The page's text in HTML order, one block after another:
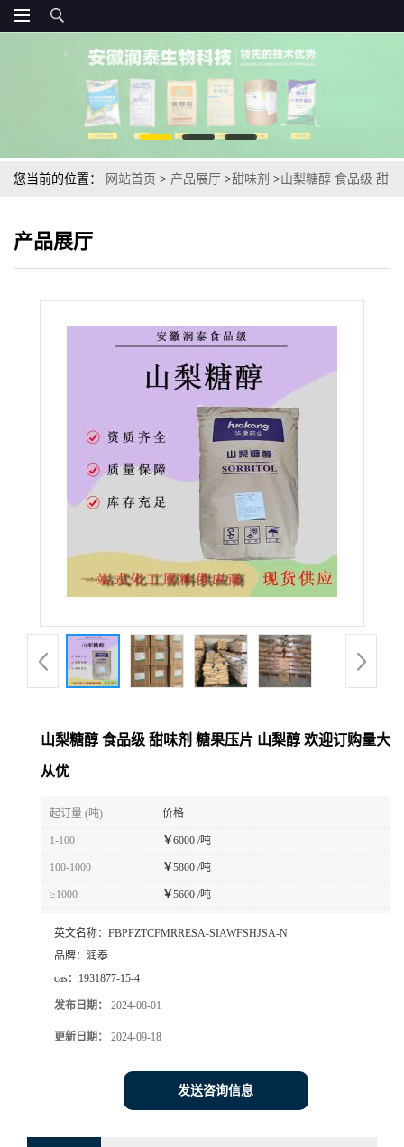
您当前的位置： 网站首页 > 产品展厅 >甜味剂 >山梨糖醇 食品级 甜
产品展厅
山梨糖醇 食品级 甜味剂 糖果压片 山梨醇 欢迎订购量大
从优
起订量 (吨) 价格
1-100 ￥6000 /吨
100-1000 ￥5800 /吨
≥1000 ￥5600 /吨
英文名称： FBPFZTCFMRRESA-SIAWFSHJSA-N
品牌： 润泰
cas： 1931877-15-4
发布日期： 2024-08-01
更新日期： 2024-09-18
发送咨询信息